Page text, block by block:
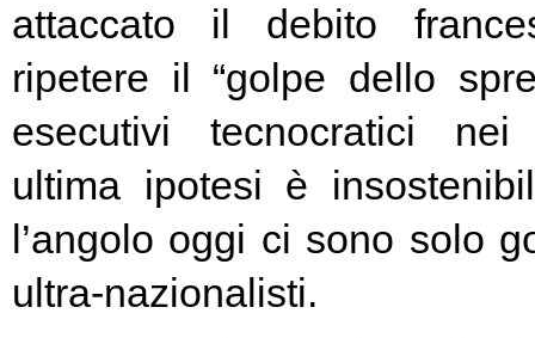
attaccato il debito
ripetere il “golpe dello
esecutivi tecnocratici
ultima ipotesi è
l’angolo oggi ci sono solo
ultra-nazionalisti.